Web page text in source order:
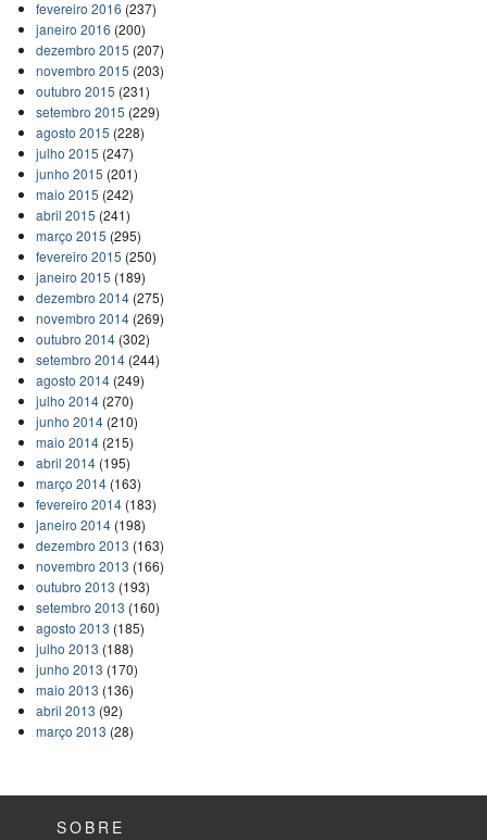
fevereiro 2016 (237)
janeiro 2016 (200)
dezembro 2015 (207)
novembro 2015 (203)
outubro 2015 (231)
setembro 2015 (229)
agosto 2015 (228)
julho 2015 (247)
junho 2015 (201)
maio 2015 (242)
abril 2015 (241)
março 2015 (295)
fevereiro 2015 (250)
janeiro 2015 (189)
dezembro 2014(275)
novembro 2014(269)
outubro 2014(302)
setembro 2014(244)
agosto 2014(249)
julho 2014(270)
junho 2014(210)
maio 2014(215)
abril 2014(195)
março 2014(163)
fevereiro 2014(183)
janeiro 2014(198)
dezembro 2013 (163)
novembro 2013 (166)
outubro 2013 (193)
setembro 2013 (160)
agosto 2013 (185)
julho 2013 (188)
junho 2013 (170)
maio 2013 (136)
abril 2013 (92)
março 2013 (28)
SOBRE